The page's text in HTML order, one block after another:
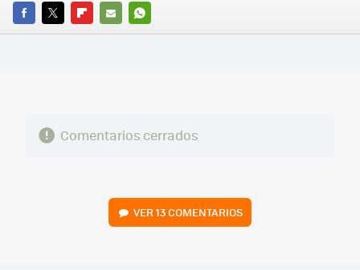
FACEBOOK
TWITTERFLIPBOARD
E-
WHATSAPP
Comentarios cerrados
VER13 COMENTARIOS